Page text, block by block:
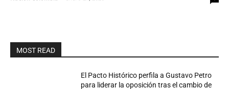
MOST READ
El Pacto Histórico perfila a Gustavo Petro
para liderar la oposición tras el cambio de